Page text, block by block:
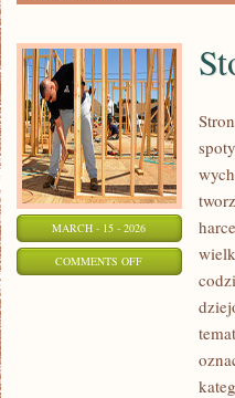
MARCH - 15 - 2026
COMMENTS OFFON
SPRAWNOŚCI